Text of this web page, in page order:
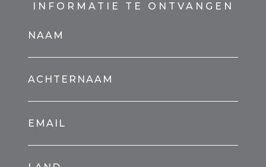
INFORMATIE TE ONTVANGEN
NAAM
ACHTERNAAM
EMAIL